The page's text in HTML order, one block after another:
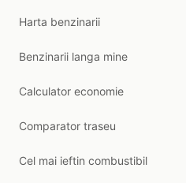
Harta benzinarii
Benzinarii langa mine
Calculator economie
Comparator traseu
Cel mai ieftin combustibil